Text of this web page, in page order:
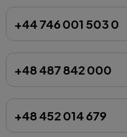
+44 746 001 503 0
+48 487 842 000
+48 452 014 679